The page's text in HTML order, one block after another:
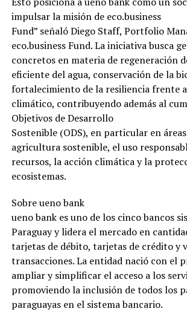
impulsar la misión de eco.business
Fund” señaló Diego Staff, Portfolio
eco.business Fund. La iniciativa busca
concretos en materia de regeneración
eficiente del agua, conservación de la
fortalecimiento de la resiliencia frente
climático, contribuyendo además al
Objetivos de Desarrollo
Sostenible (ODS), en particular en
agricultura sostenible, el uso
recursos, la acción climática y la
ecosistemas.
Sobre ueno bank
ueno bank es uno de los cinco bancos
Paraguay y lidera el mercado en
tarjetas de débito, tarjetas de crédito y
transacciones. La entidad nació con el
ampliar y simplificar el acceso a los
promoviendo la inclusión de todos los
paraguayas en el sistema bancario.